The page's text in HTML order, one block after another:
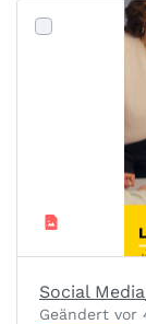
Social
Geändert vor